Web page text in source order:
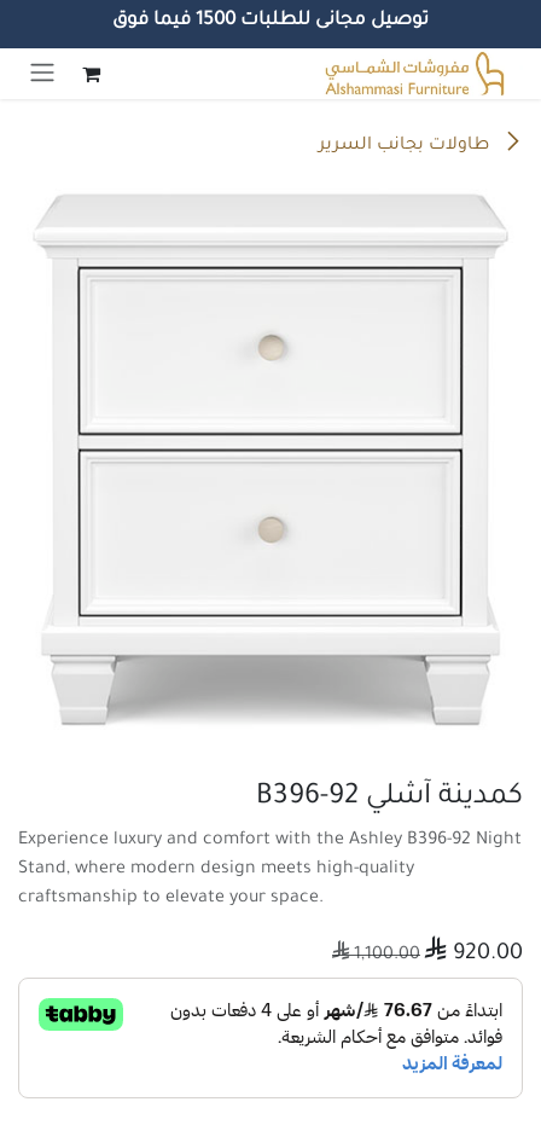
توصيل مجانى للطلبات 1500 فيما فوق
تخطي للذهاب إلى المحتوى
طاولات بجانب السرير
كمدينة آشلي B396-92
Experience luxury and comfort with the Ashley B396-92 Night
Stand, where modern design meets high-quality
craftsmanship to elevate your space.
920.00
1,100.00
